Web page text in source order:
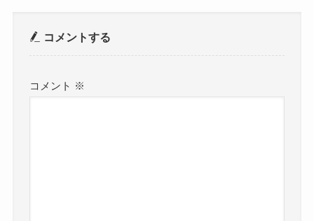
コメントする
コメント ※